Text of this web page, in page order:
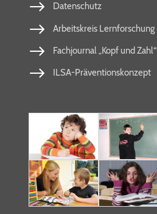
Datenschutz
Arbeitskreis Lernforschung
Fachjournal „Kopf und Zahl“
ILSA-Präventionskonzept